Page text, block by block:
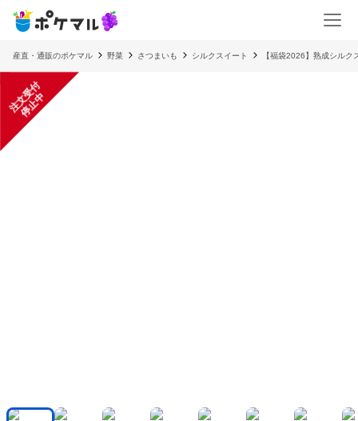
産直・通販のポケマル 野菜 さつまいも シルクスイート 【福袋2026】熟成シル
注
文
受
付
停
止
中